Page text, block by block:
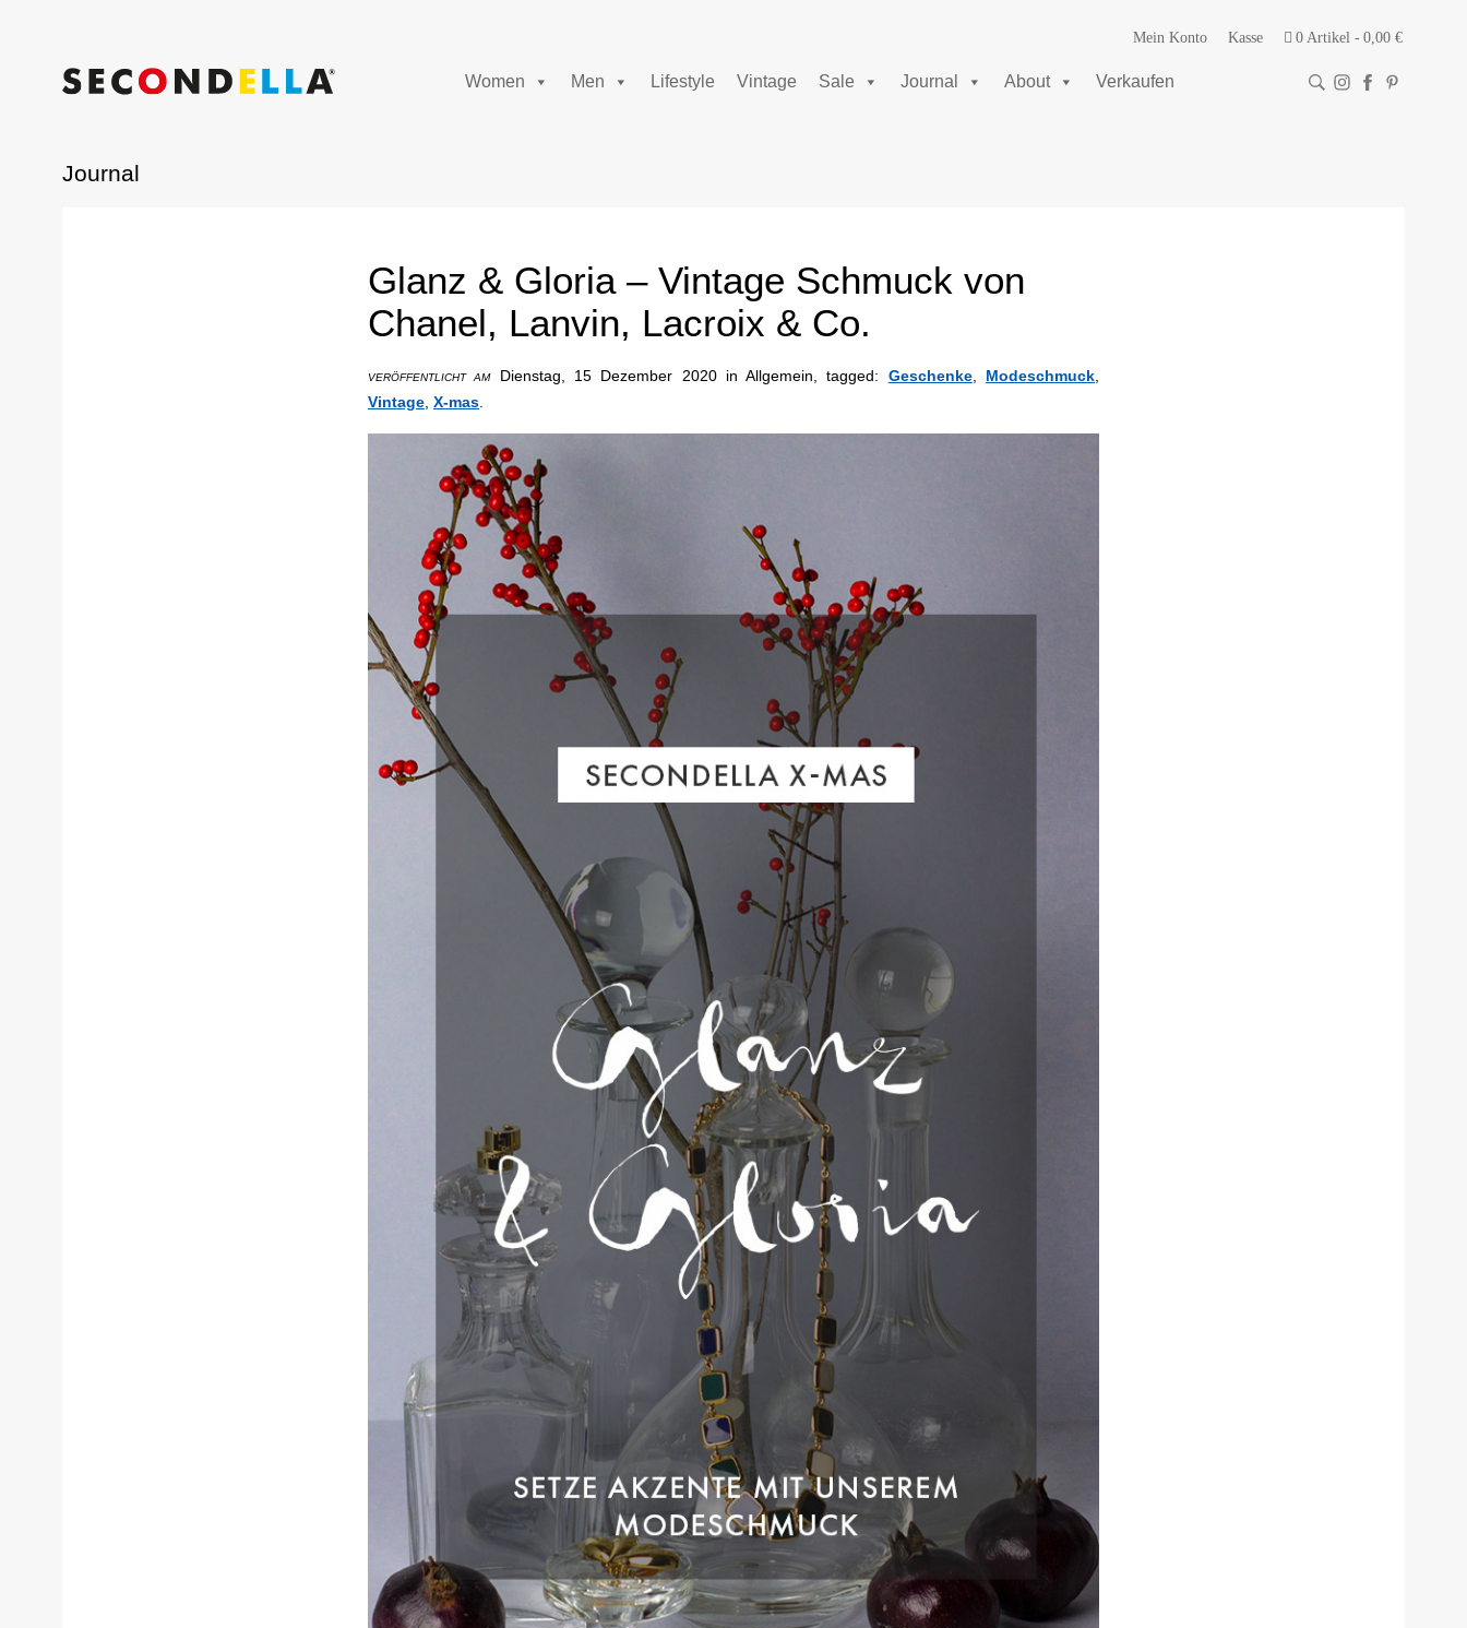
Mein Konto Kasse 0 Artikel 0,00 €
Women Men Lifestyle Vintage Sale Journal About Verkaufen
Journal
Glanz & Gloria – Vintage Schmuck von
Chanel, Lanvin, Lacroix & Co.
VERÖFFENTLICHT AMDienstag, 15 Dezember 2020 in Allgemein, tagged: Geschenke, Modeschmuck,
Vintage, X-mas.